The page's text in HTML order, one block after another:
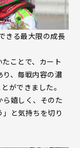
きる最大限の成長
ことで、カート
り、毎戦内容の濃
ができました。
嬉しく、そのた
と気持ちを切り